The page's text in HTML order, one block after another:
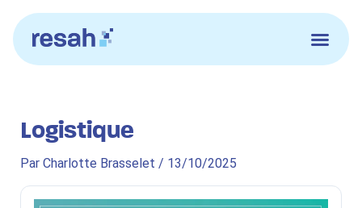
contenu
Logistique
Par Charlotte Brasselet / 13/10/2025